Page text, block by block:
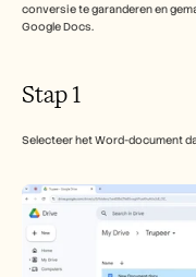
conversie te garanderen en
Google Docs.
Stap 1
Selecteer het Word-document
Helpcentrum
Voorverkoop
Productmarketing
See more